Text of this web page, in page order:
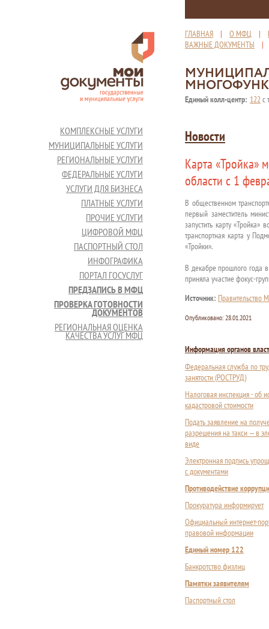
ГЛАВНАЯ | О МФЦ |
ВАЖНЫЕ ДОКУМЕНТЫ
Единый колл-центр: 122с
КОМПЛЕКСНЫЕ УСЛУГИ
МУНИЦИПАЛЬНЫЕ УСЛУГИ
РЕГИОНАЛЬНЫЕ УСЛУГИ
ФЕДЕРАЛЬНЫЕ УСЛУГИ
УСЛУГИ ДЛЯ БИЗНЕСА
ПЛАТНЫЕ УСЛУГИ
ПРОЧИЕ УСЛУГИ
ЦИФРОВОЙ МФЦ
ПАСПОРТНЫЙ СТОЛ
ИНФОГРАФИКА
ПОРТАЛ ГОСУСЛУГ
ПРЕДЗАПИСЬ В МФЦ
ПРОВЕРКА ГОТОВНОСТИ
ДОКУМЕНТОВ
РЕГИОНАЛЬНАЯ ОЦЕНКА
КАЧЕСТВА УСЛУГ МФЦ
Новости
Карта «Тройка»
области с 1
В общественном
первый заместитель
запустить карту
транспортная карта у
«Тройки».
В декабре прошлого года
приняла участие фокус-
Источник: Правительство
Опубликовано: 28.01.2021
Информация органов
Федеральная служба по
занятости (РОСТРУД)
Налоговая инспекция - об
кадастровой стоимости
Подать заявление на
разрешения на такси — в
виде
Электронная подпись
с документами
Противодействие
Прокуратура информирует
Официальный интернет-
правовой информации
Единый номер 122
Банкротство физлиц
Памятки заявителям
Паспортный стол